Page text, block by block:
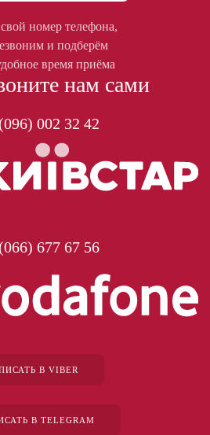
номер телефона,
и подберём
время приёма
нам сами
002 32 42
677 67 56
В VIBER
В TELEGRAM